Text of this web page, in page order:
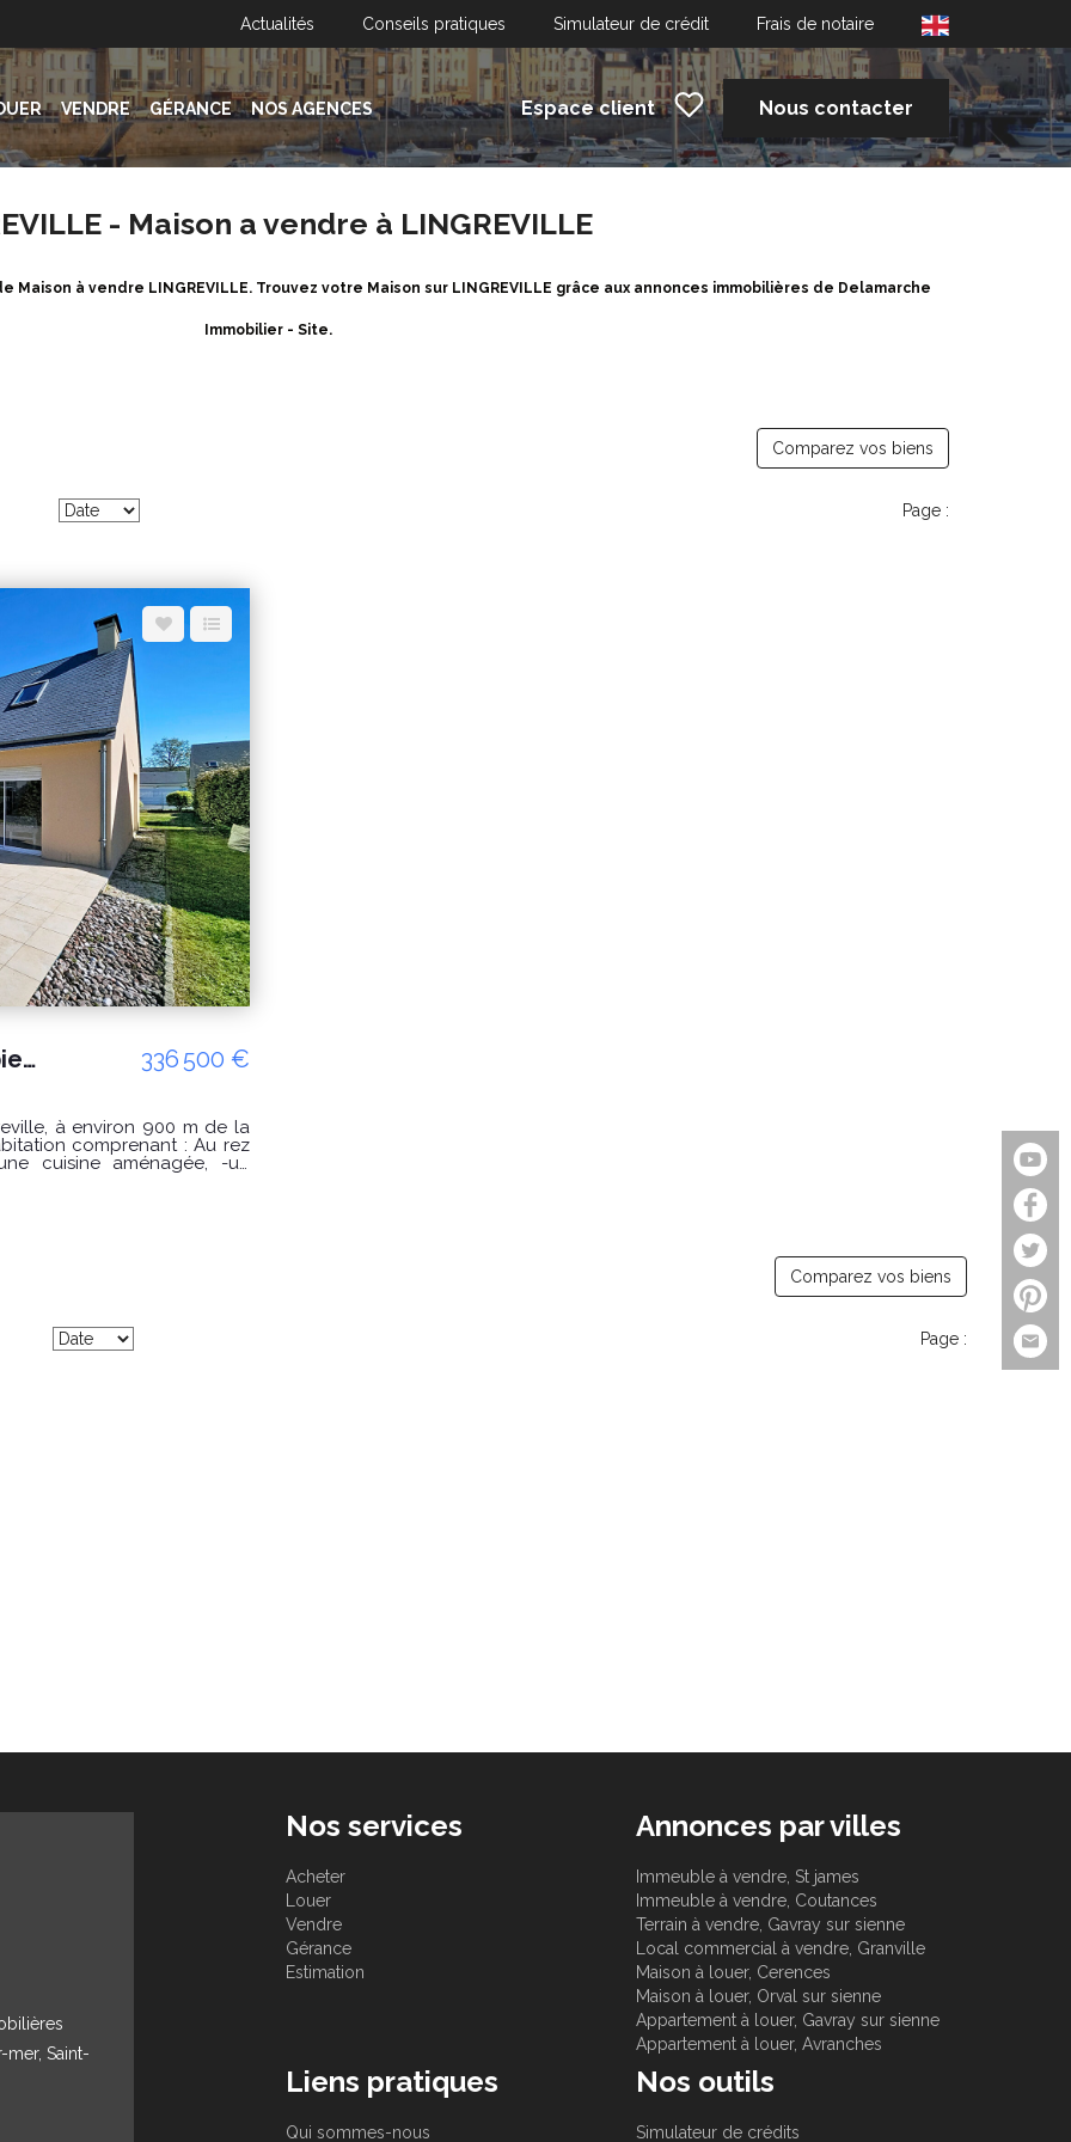
Actualités Conseils pratiques Simulateur de crédit Frais de notaire
VENDRE GÉRANCE NOS AGENCES Espace client Nous contacter
- Maison a vendre à LINGREVILLE
à vendre LINGREVILLE. Trouvez votre Maison sur LINGREVILLE grâce aux annonces immobilières de Delamarche
Immobilier - Site.
Comparez vos biens
Page :
A vendre maison avec vie de plain pied à environ 900m de la plage 336 500 €
comprenant : Au rez
cuisine aménagée, -un
sur le site Géorisques :
Comparez vos biens
Page :
mer, Saint-
Nos services
Acheter
Louer
Vendre
Gérance
Estimation
Annonces par villes
Immeuble à vendre, St james
Immeuble à vendre, Coutances
Terrain à vendre, Gavray sur sienne
Local commercial à vendre, Granville
Maison à louer, Cerences
Maison à louer, Orval sur sienne
Appartement à louer, Gavray sur sienne
Appartement à louer, Avranches
Liens pratiques
Qui sommes-nous
Nos outils
Simulateur de crédits